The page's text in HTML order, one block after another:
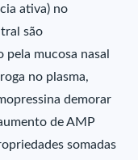
ativa) no
são
mucosa nasal
no plasma,
demorar
de AMP
somadas